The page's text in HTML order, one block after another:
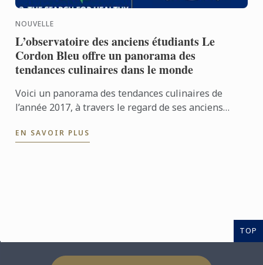
NOUVELLE
L’observatoire des anciens étudiants Le
Cordon Bleu offre un panorama des
tendances culinaires dans le monde
Voici un panorama des tendances culinaires de
l’année 2017, à travers le regard de ses anciens
EN SAVOIR PLUS
TOP